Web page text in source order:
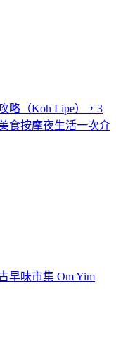
略（Koh Lipe），3
食按摩夜生活一次介
早味市集 Om Yim